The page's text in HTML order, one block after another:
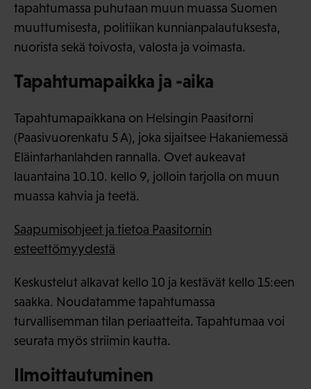
tapahtumassa puhutaan muun muassa Suomen
muuttumisesta, politiikan kunnianpalautuksesta,
nuorista sekä toivosta, valosta ja voimasta.
Tapahtumapaikka ja -aika
Tapahtumapaikkana on Helsingin Paasitorni
(Paasivuorenkatu 5 A), joka sijaitsee Hakaniemessä
Eläintarhanlahden rannalla. Ovet aukeavat
lauantaina 10.10. kello 9, jolloin tarjolla on muun
muassa kahvia ja teetä.
Saapumisohjeet ja tietoa Paasitornin
esteettömyydestä
Keskustelut alkavat kello 10 ja kestävät kello 15:een
saakka. Noudatamme tapahtumassa
turvallisemman tilan periaatteita. Tapahtumaa voi
seurata myös striimin kautta.
Ilmoittautuminen